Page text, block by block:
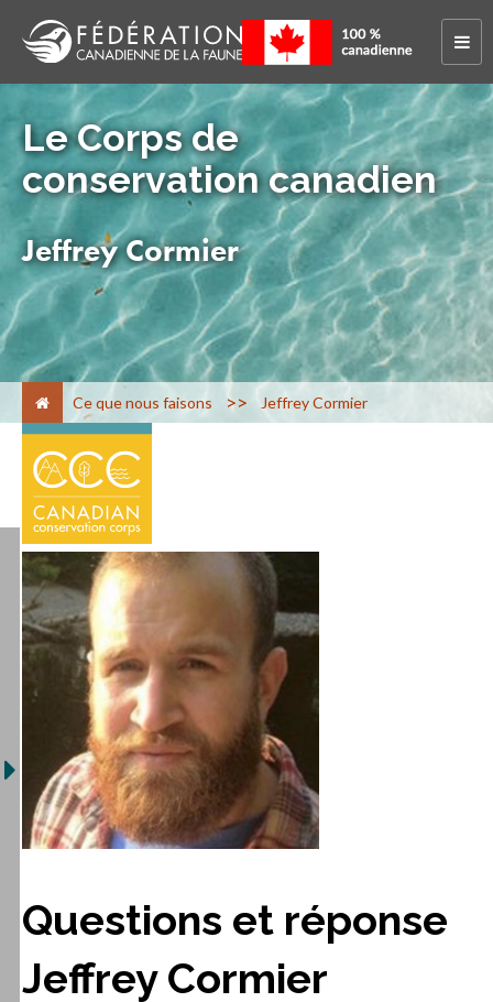
Le Corps de
conservation canadien
Jeffrey Cormier
Ce que nous faisons > Jeffrey Cormier
Questions et réponse
Jeffrey Cormier